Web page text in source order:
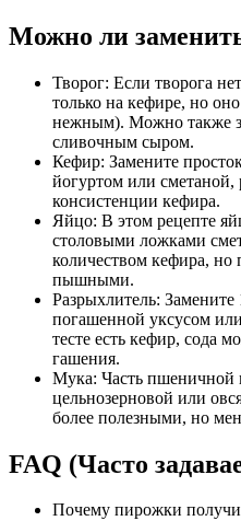
Можно ли
Творог: Если творога
только на кефире, но
нежным). Можно также
сливочным сыром.
Кефир: Замените
йогуртом или сметаной,
консистенции кефира.
Яйцо: В этом рецепте
столовыми ложками
количеством кефира, но
пышными.
Разрыхлитель:
погашенной уксусом
тесте есть кефир, сода
гашения.
Мука: Часть пшеничной
цельнозерновой или
более полезными, но
FAQ (Часто
Почему пирожки